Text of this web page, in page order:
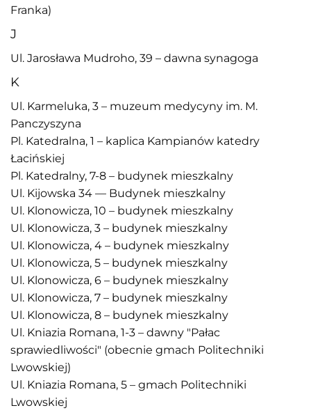
Franka)
J
Ul. Jarosława Mudroho, 39 – dawna synagoga
K
Ul. Karmeluka, 3 – muzeum medycyny im. M.
Panczyszyna
Pl. Katedralna, 1 – kaplica Kampianów katedry
Łacińskiej
Pl. Katedralny, 7-8 – budynek mieszkalny
Ul. Kijowska 34 — Budynek mieszkalny
Ul. Klonowicza, 10 – budynek mieszkalny
Ul. Klonowicza, 3 – budynek mieszkalny
Ul. Klonowicza, 4 – budynek mieszkalny
Ul. Klonowicza, 5 – budynek mieszkalny
Ul. Klonowicza, 6 – budynek mieszkalny
Ul. Klonowicza, 7 – budynek mieszkalny
Ul. Klonowicza, 8 – budynek mieszkalny
Ul. Kniazia Romana, 1-3 – dawny "Pałac
sprawiedliwości" (obecnie gmach Politechniki
Lwowskiej)
Ul. Kniazia Romana, 5 – gmach Politechniki
Lwowskiej